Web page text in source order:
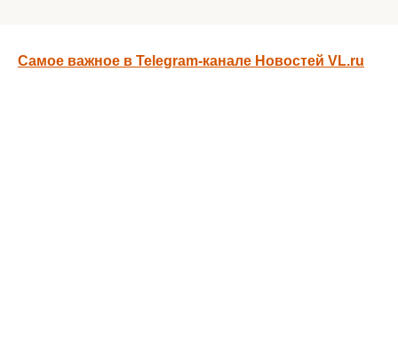
Самое важное в Telegram-канале Новостей VL.ru